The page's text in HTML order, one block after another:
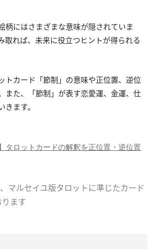
柄にはさまざまな意味が隠されていま
取れば、未来に役立つヒントが得られる
トカード「節制」の意味や正位置、逆位
また、「節制」が表す恋愛運、金運、仕
ます。
タロットカードの解釈を正位置・逆位置
マルセイユ版タロットに準じたカード
ます